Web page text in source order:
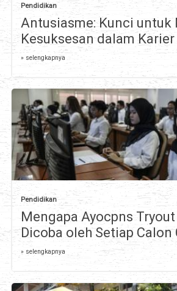
Pendidikan
Antusiasme: Kunci untuk
Kesuksesan dalam Karier
» selengkapnya
Pendidikan
Mengapa Ayocpns
Dicoba oleh Setiap Calon
» selengkapnya